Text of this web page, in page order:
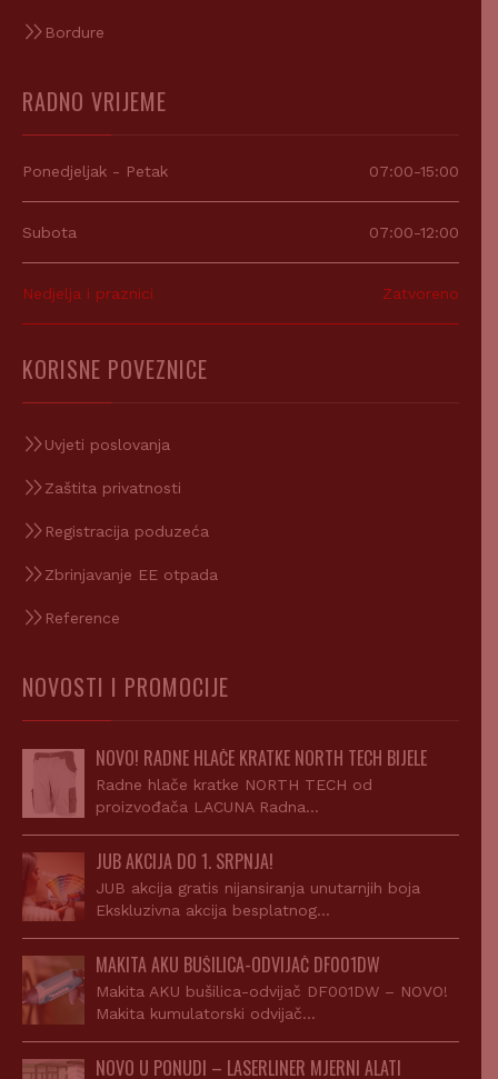
Bordure
RADNO VRIJEME
Ponedjeljak - Petak 07:00-15:00
Subota 07:00-12:00
Nedjelja i praznici Zatvoreno
KORISNE POVEZNICE
Uvjeti poslovanja
Zaštita privatnosti
Registracija poduzeća
Zbrinjavanje EE otpada
Reference
NOVOSTI I PROMOCIJE
NOVO! RADNE HLAČE KRATKE NORTH TECH BIJELE
Radne hlače kratke NORTH TECH od
proizvođača LACUNA Radna…
JUB AKCIJA DO 1. SRPNJA!
JUB akcija gratis nijansiranja unutarnjih boja
Ekskluzivna akcija besplatnog…
MAKITA AKU BUŠILICA-ODVIJAČ DF001DW
Makita AKU bušilica-odvijač DF001DW – NOVO!
Makita kumulatorski odvijač…
NOVO U PONUDI – LASERLINER MJERNI ALATI